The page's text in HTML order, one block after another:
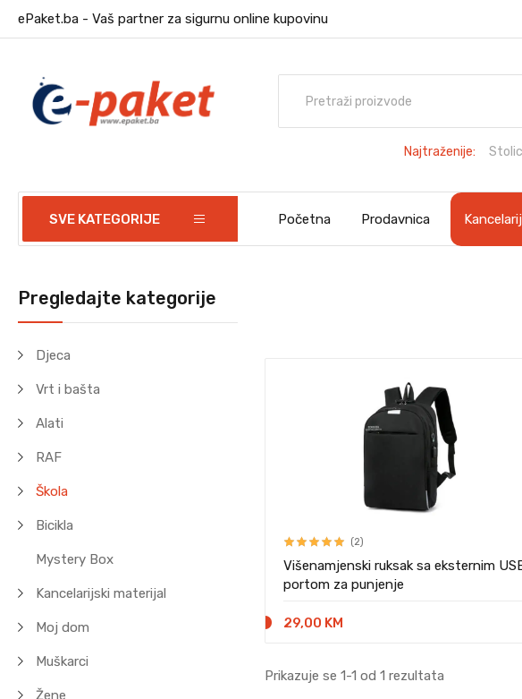
ePaket.ba - Vaš partner za sigurnu online kupovinu
Najtraženije:
SVE KATEGORIJE Početna Prodavnica
Pregledajte kategorije
Djeca
Vrt i bašta
Alati
RAF
Škola
Bicikla
Mystery Box
Kancelarijski materijal
Moj dom
Muškarci
Žene
(2)
Višenamjenski ruksak sa eksternim
portom za punjenje
29,00 KM
Prikazuje se 1-1 od 1 rezultata